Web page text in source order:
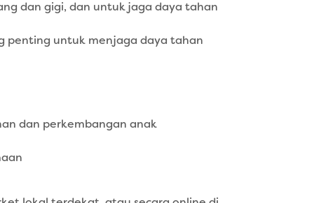
dan gigi, dan untuk jaga daya tahan
penting untuk menjaga daya tahan
dan perkembangan anak